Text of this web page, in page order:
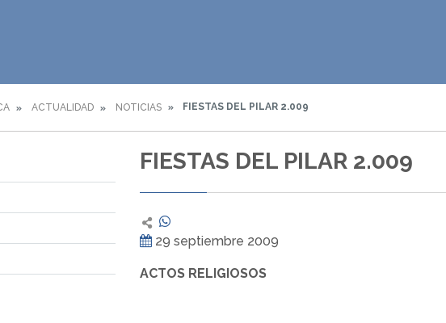
ACTUALIDAD NOTICIAS FIESTAS DEL PILAR 2.009
FIESTAS DEL PILAR 2.009
29 septiembre 2009
ACTOS RELIGIOSOS